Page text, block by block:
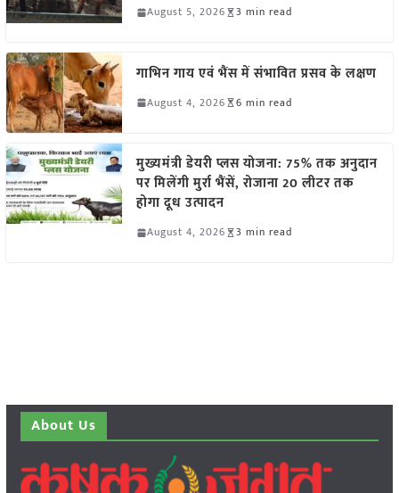
August 5, 2026 3 min read
गाभिन गाय एवं भैंस में संभावित प्रसव के लक्षण
August 4, 2026 6 min read
मुख्यमंत्री डेयरी प्लस योजना: 75% तक अनुदान
पर मिलेंगी मुर्रा भैंसें, रोजाना 20 लीटर तक
होगा दूध उत्पादन
August 4, 2026 3 min read
About Us